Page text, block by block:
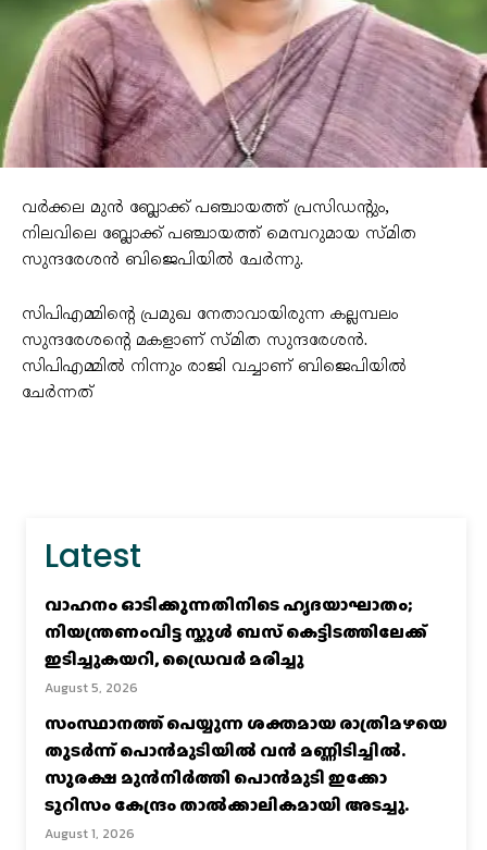
വർക്കല മുൻ ബ്ലോക്ക് പഞ്ചായത്ത് പ്രസിഡന്റും,
നിലവിലെ ബ്ലോക്ക് പഞ്ചായത്ത് മെമ്പറുമായ സ്മിത
സുന്ദരേശൻ ബിജെപിയിൽ ചേർന്നു.
സിപിഎമ്മിന്റെ പ്രമുഖ നേതാവായിരുന്ന കല്ലമ്പലം
സുന്ദരേശന്റെ മകളാണ് സ്മിത സുന്ദരേശൻ.
സിപിഎമ്മിൽ നിന്നും രാജി വച്ചാണ് ബിജെപിയിൽ
ചേർന്നത്
Latest
വാഹനം ഓടിക്കുന്നതിനിടെ ഹൃദയാഘാതം;
നിയന്ത്രണംവിട്ട സ്കൂൾ ബസ് കെട്ടിടത്തിലേക്ക്
ഇടിച്ചുകയറി, ഡ്രൈവർ മരിച്ചു
August 5, 2026
സംസ്ഥാനത്ത് പെയ്യുന്ന ശക്തമായ രാത്രിമഴയെ
തുടർന്ന് പൊൻമുടിയില്‍ വൻ മണ്ണിടിച്ചില്‍.
സുരക്ഷ മുൻനിർത്തി പൊൻമുടി ഇക്കോ
ടൂറിസം കേന്ദ്രം താല്‍ക്കാലികമായി അടച്ചു.
August 1, 2026